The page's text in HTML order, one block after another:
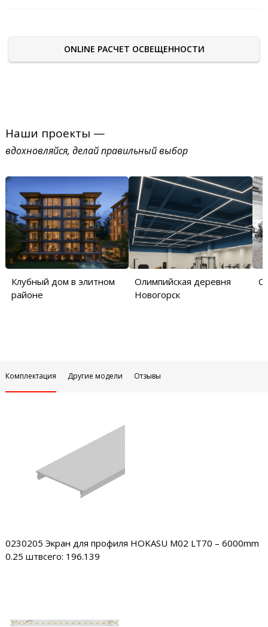
ONLINE РАСЧЕТ ОСВЕЩЕННОСТИ
Наши проекты —
вдохновляйся, делай правильный выбор
Клубный дом в элитном
районе
Олимпийская деревня
Новогорск
Комплектация Другие модели Отзывы
0230205 Экран для профиля HOKASU M02 LT70 – 6000mm
0.25 штвсего: 196.139